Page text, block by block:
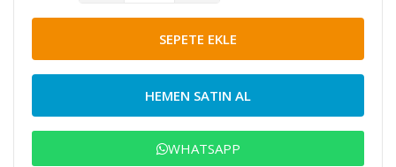
SEPETE EKLE
HEMEN SATIN AL
WHATSAPP